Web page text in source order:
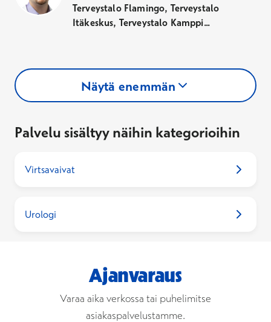
Terveystalo Flamingo, Terveystalo
Itäkeskus, Terveystalo Kamppi...
Näytä enemmän
Palvelu sisältyy näihin kategorioihin
Virtsavaivat
Urologi
Ajanvaraus
Varaa aika verkossa tai puhelimitse
asiakaspalvelustamme.